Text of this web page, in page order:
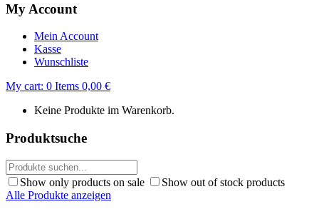
My Account
Mein Account
Kasse
Wunschliste
My cart: 0 Items 0,00 €
Keine Produkte im Warenkorb.
Produktsuche
Show only products on sale
Show out of stock products
Alle Produkte anzeigen